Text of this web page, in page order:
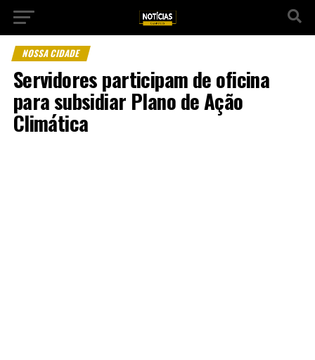
NOSSA CIDADE
Servidores participam de oficina
para subsidiar Plano de Ação
Climática